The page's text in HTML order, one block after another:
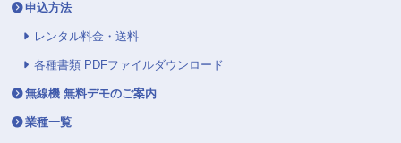
申込方法
レンタル料金・送料
各種書類 PDFファイルダウンロード
無線機 無料デモのご案内
業種一覧